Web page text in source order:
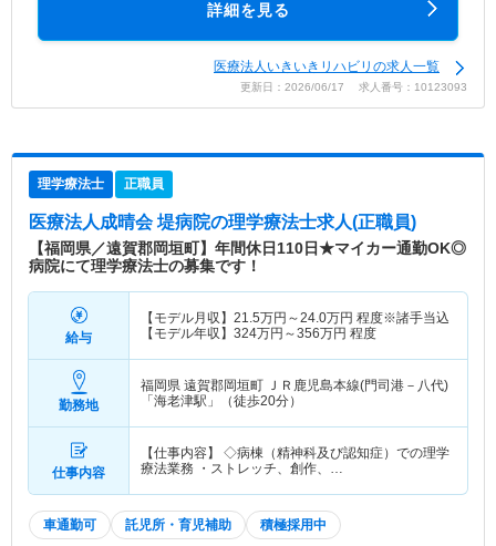
詳細を見る
医療法人いきいきリハビリの求人一覧
更新日：2026/06/17 求人番号：10123093
理学療法士 正職員
医療法人成晴会 堤病院の理学療法士求人(正職員)
【福岡県／遠賀郡岡垣町】年間休日110日★マイカー通勤OK◎
病院にて理学療法士の募集です！
給与
【モデル月収】 21.5万円～24.0万円 程度※諸手当込
【モデル年収】 324万円～356万円 程度
勤務地
福岡県 遠賀郡岡垣町 ＪＲ鹿児島本線(門司港－八代)
「海老津駅」（徒歩20分）
仕事内容
【仕事内容】 ◇病棟（精神科及び認知症）での理学
療法業務 ・ストレッチ、創作、…
車通勤可 託児所・育児補助 積極採用中